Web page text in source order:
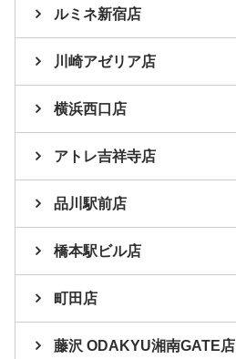
ルミネ新宿店
川崎アゼリア店
横浜西口店
アトレ吉祥寺店
品川駅前店
橋本駅ビル店
町田店
藤沢 ODAKYU湘南GATE店